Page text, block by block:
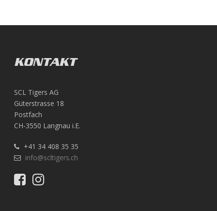
KONTAKT
SCL Tigers AG
Güterstrasse 18
Postfach
CH-3550 Langnau i.E.
+41 34 408 35 35
info@scltigers.ch